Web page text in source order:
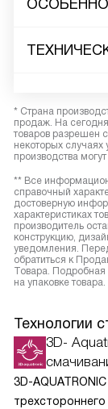
* Страна
продаж. На
товаров разрешен
некоторых случаях
производства могут
** Все
справочный
достоверную
характеристиках
производитель
конструкцию,
уведомления.
обратиться к
Товара. Подробная
на упаковке
Технологии
3D-
3D-